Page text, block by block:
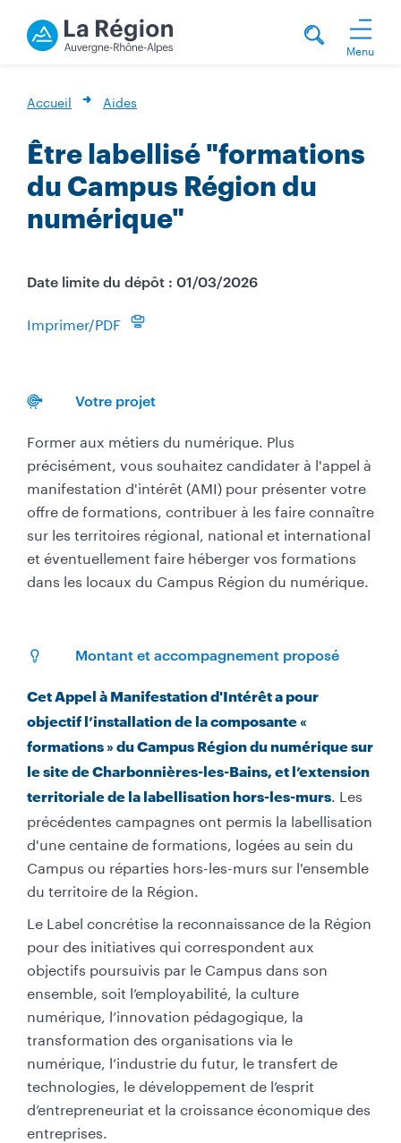
Menu
Accueil Aides
Être labellisé "formations
du Campus Région du
numérique"
Date limite du dépôt : 01/03/2026
Imprimer/PDF
Votre projet
Former aux métiers du numérique. Plus
précisément, vous souhaitez candidater à l'appel à
manifestation d'intérêt (AMI) pour présenter votre
offre de formations, contribuer à les faire connaître
sur les territoires régional, national et international
et éventuellement faire héberger vos formations
dans les locaux du Campus Région du numérique.
Montant et accompagnement proposé
Cet Appel à Manifestation d'Intérêt a pour
objectif l’installation de la composante «
formations » du Campus Région du numérique sur
le site de Charbonnières-les-Bains, et l’extension
territoriale de la labellisation hors-les-murs . Les
précédentes campagnes ont permis la labellisation
d'une centaine de formations, logées au sein du
Campus ou réparties hors-les-murs sur l'ensemble
du territoire de la Région.​
Le Label concrétise la reconnaissance de la Région
pour des initiatives qui correspondent aux
objectifs poursuivis par le Campus dans son
ensemble, soit l’employabilité, la culture
numérique, l’innovation pédagogique, la
transformation des organisations via le
numérique, l’industrie du futur, le transfert de
technologies, le développement de l’esprit
d’entrepreneuriat et la croissance économique des
entreprises.